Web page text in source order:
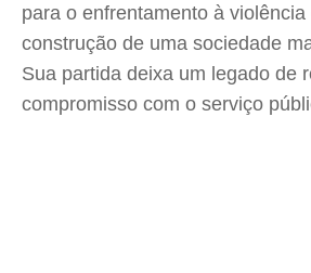
para o enfrentamento à violência
construção de uma sociedade
Sua partida deixa um legado de
compromisso com o serviço